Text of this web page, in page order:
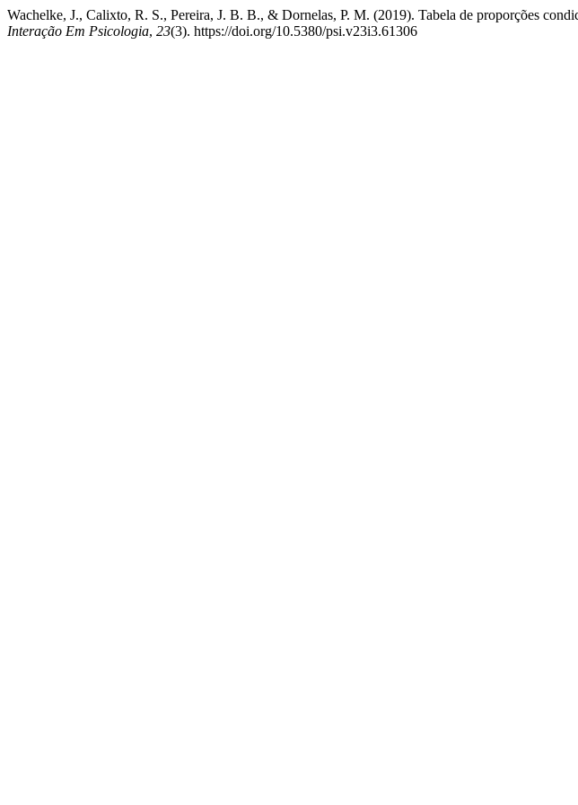
Wachelke, J., Calixto, R. S., Pereira, J. B. B., & Dornelas, P. M. (2019). Tabela de proporções
Interação Em Psicologia, 23(3). https://doi.org/10.5380/psi.v23i3.61306